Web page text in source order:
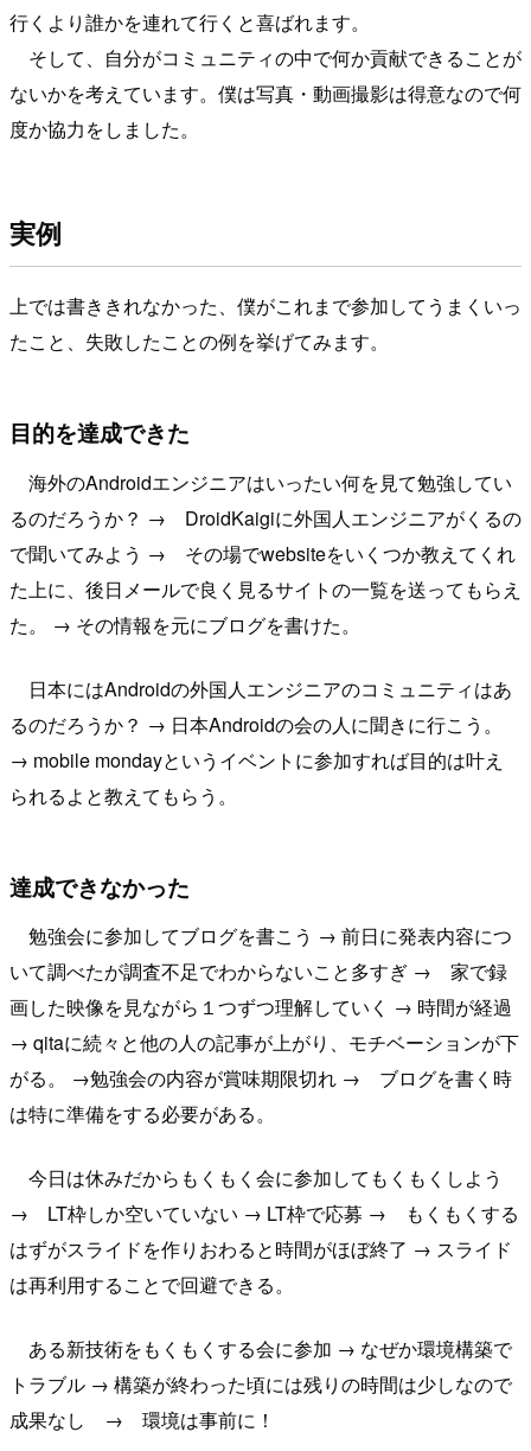
行くより誰かを連れて行くと喜ばれます。
そして、自分がコミュニティの中で何か貢献できることが
ないかを考えています。僕は写真・動画撮影は得意なので何
度か協力をしました。
実例
上では書ききれなかった、僕がこれまで参加してうまくいっ
たこと、失敗したことの例を挙げてみます。
目的を達成できた
海外のAndroidエンジニアはいったい何を見て勉強してい
るのだろうか？ → DroidKaigiに外国人エンジニアがくるの
で聞いてみよう → その場でwebsiteをいくつか教えてくれ
た上に、後日メールで良く見るサイトの一覧を送ってもらえ
た。 → その情報を元にブログを書けた。
日本にはAndroidの外国人エンジニアのコミュニティはあ
るのだろうか？ → 日本Androidの会の人に聞きに行こう。
→ mobile mondayというイベントに参加すれば目的は叶え
られるよと教えてもらう。
達成できなかった
勉強会に参加してブログを書こう → 前日に発表内容につ
いて調べたが調査不足でわからないこと多すぎ → 家で録
画した映像を見ながら１つずつ理解していく → 時間が経過
→ qitaに続々と他の人の記事が上がり、モチベーションが下
がる。 →勉強会の内容が賞味期限切れ → ブログを書く時
は特に準備をする必要がある。
今日は休みだからもくもく会に参加してもくもくしよう
→ LT枠しか空いていない → LT枠で応募 → もくもくする
はずがスライドを作りおわると時間がほぼ終了 → スライド
は再利用することで回避できる。
ある新技術をもくもくする会に参加 → なぜか環境構築で
トラブル → 構築が終わった頃には残りの時間は少しなので
成果なし → 環境は事前に！